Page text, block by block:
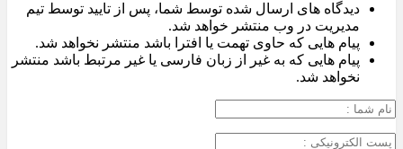
دیدگاه های ارسال شده توسط شما، پس از تایید توسط تیم
مدیریت در وب منتشر خواهد شد.
پیام هایی که حاوی تهمت یا افترا باشد منتشر نخواهد شد.
پیام هایی که به غیر از زبان فارسی یا غیر مرتبط باشد منتشر
نخواهد شد.